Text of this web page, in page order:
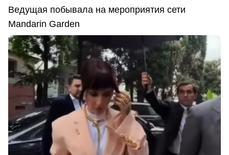
Ведущая побывала на мероприятия сети
Mandarin Garden